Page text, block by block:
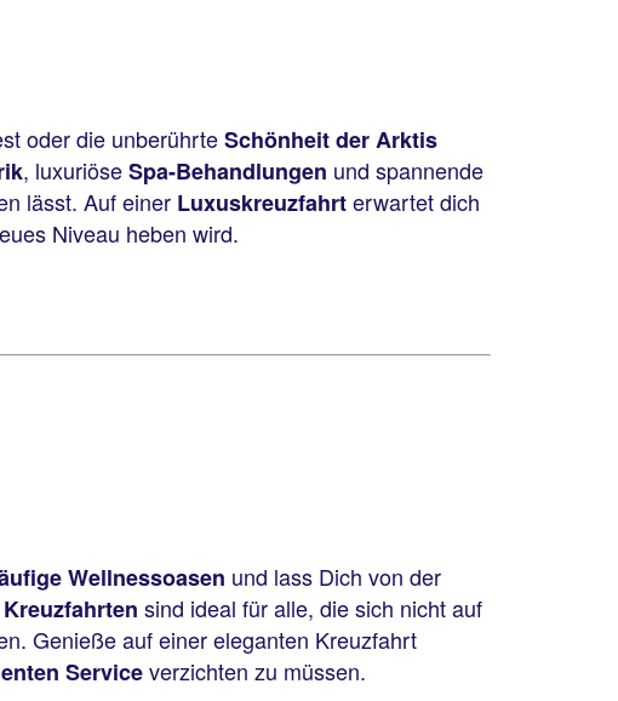
oder die unberührteSchönheit der Arktis
, luxuriöseSpa-Behandlungen und spannende
lässt. Auf einer Luxuskreuzfahrterwartet dich
Niveau heben wird.
Wellnessoasen und lass Dich von der
sind ideal für alle, die sich nicht auf
Genieße auf einer eleganten Kreuzfahrt
Serviceverzichten zu müssen.